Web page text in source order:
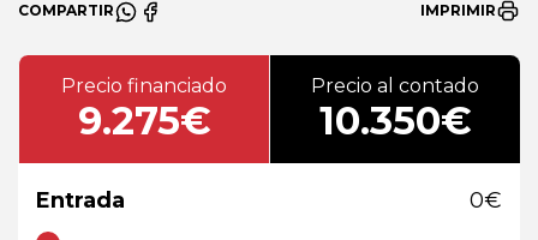
COMPARTIR IMPRIMIR
Precio financiado
9.275€
Precio al contado
10.350€
Entrada 0€